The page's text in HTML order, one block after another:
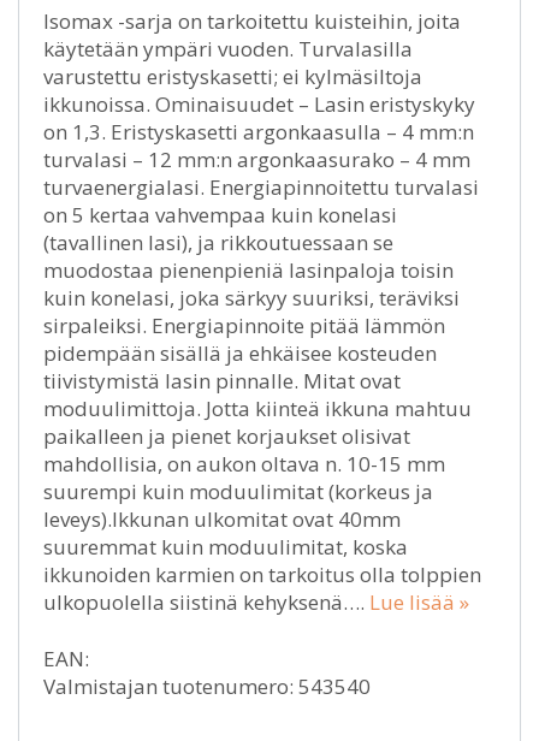
Isomax -sarja on tarkoitettu kuisteihin, joita
käytetään ympäri vuoden. Turvalasilla
varustettu eristyskasetti; ei kylmäsiltoja
ikkunoissa. Ominaisuudet – Lasin eristyskyky
on 1,3. Eristyskasetti argonkaasulla – 4 mm:n
turvalasi – 12 mm:n argonkaasurako – 4 mm
turvaenergialasi. Energiapinnoitettu turvalasi
on 5 kertaa vahvempaa kuin konelasi
(tavallinen lasi), ja rikkoutuessaan se
muodostaa pienenpieniä lasinpaloja toisin
kuin konelasi, joka särkyy suuriksi, teräviksi
sirpaleiksi. Energiapinnoite pitää lämmön
pidempään sisällä ja ehkäisee kosteuden
tiivistymistä lasin pinnalle. Mitat ovat
moduulimittoja. Jotta kiinteä ikkuna mahtuu
paikalleen ja pienet korjaukset olisivat
mahdollisia, on aukon oltava n. 10-15 mm
suurempi kuin moduulimitat (korkeus ja
leveys).Ikkunan ulkomitat ovat 40mm
suuremmat kuin moduulimitat, koska
ikkunoiden karmien on tarkoitus olla tolppien
ulkopuolella siistinä kehyksenä…. Lue lisää »
EAN:
Valmistajan tuotenumero: 543540